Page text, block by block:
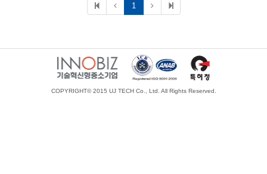
1
COPYRIGHT© 2015 UJ TECH Co., Ltd. All Rights Reserved.